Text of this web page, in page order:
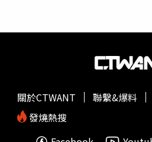
關於CTWANT 聯繫&爆料
發燒熱搜